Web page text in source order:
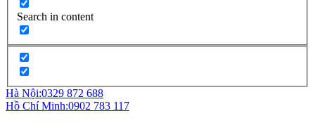
Search in content
Hà Nội:0329 872 688
Hồ Chí Minh:0902 783 117